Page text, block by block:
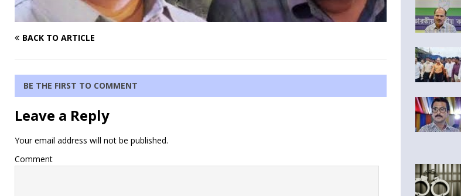
BACK TO ARTICLE
BE THE FIRST TO COMMENT
Leave a Reply
Your email address will not be published.
Comment